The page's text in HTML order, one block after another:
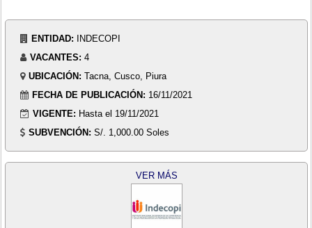
ENTIDAD:
INDECOPI
VACANTES: 4
UBICACIÓN: Tacna, Cusco, Piura
FECHA DE PUBLICACIÓN: 16/11/2021
VIGENTE: Hasta el 19/11/2021
SUBVENCIÓN: S/. 1,000.00 Soles
VER MÁS